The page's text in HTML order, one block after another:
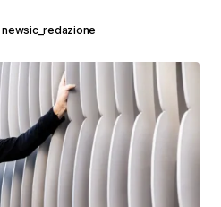
newsic_redazione